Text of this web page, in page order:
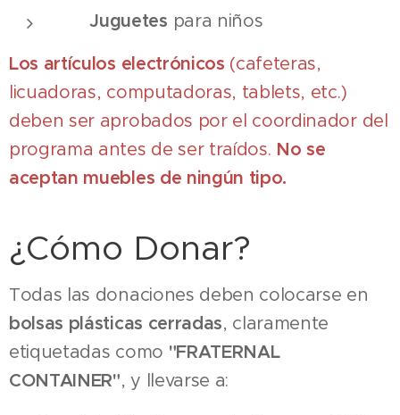
🧸Juguetes para niños
Los artículos electrónicos (cafeteras,
licuadoras, computadoras, tablets, etc.)
deben ser aprobados por el coordinador del
programa antes de ser traídos. No se
aceptan muebles de ningún tipo.
¿Cómo Donar?
Todas las donaciones deben colocarse en
bolsas plásticas cerradas, claramente
etiquetadas como "FRATERNAL
CONTAINER", y llevarse a: